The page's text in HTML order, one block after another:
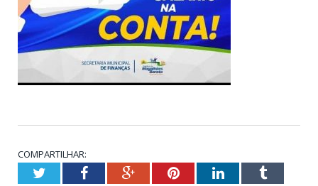
COMPARTILHAR:
TwitterFacebookGoogle+PinterestLinkedInTumblr